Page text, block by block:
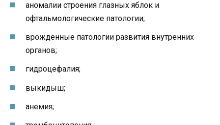
аномалии строения глазных яблок и
офтальмологические патологии;
врожденные патологии развития внутренних
органов;
гидроцефалия;
выкидыш;
анемия;